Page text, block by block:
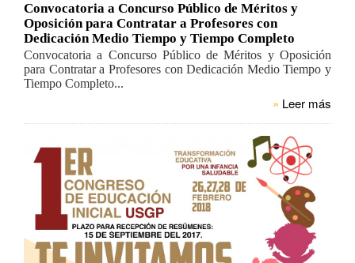
Convocatoria a Concurso Público de Méritos y
Oposición para Contratar a Profesores con
Dedicación Medio Tiempo y Tiempo Completo
Convocatoria a Concurso Público de Méritos y Oposición
para Contratar a Profesores con Dedicación Medio Tiempo y
Tiempo Completo...
» Leer más